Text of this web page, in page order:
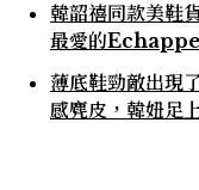
韓韶禧同款美鞋
最愛的Echappe
薄底鞋勁敵出現
感麂皮，韓妞足